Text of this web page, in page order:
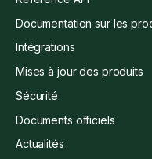
Documentation sur les
Intégrations
Mises à jour des produits
Sécurité
Documents officiels
Actualités